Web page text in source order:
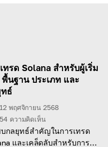
ทรด Solana สำหรับผู้เริ่ม
นฐาน ประเภท และ
ธ์
12 พฤศจิกายน 2568
54 ความคิดเห็น
กลยุทธ์สำคัญในการเทรด
และเคล็ดลับสำหรับการทำ